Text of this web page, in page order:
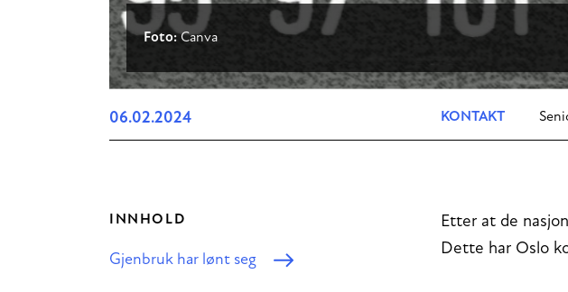
Foto:Canva
06.02.2024 KONTAKT
INNHOLD
Gjenbruk har lønt seg
Etter at de
Dette har Oslo